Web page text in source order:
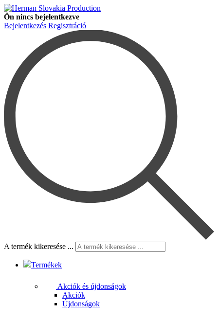
Ön nincs bejelentkezve
Bejelentkezés Regisztráció
A termék kikeresése ...
Termékek
Akciók és újdonságok
Akciók
Újdonságok